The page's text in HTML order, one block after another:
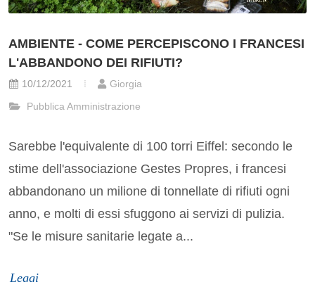
AMBIENTE - COME PERCEPISCONO I FRANCESI
L'ABBANDONO DEI RIFIUTI?
10/12/2021
Giorgia
Pubblica Amministrazione
Sarebbe l'equivalente di 100 torri Eiffel: secondo le
stime dell'associazione Gestes Propres, i francesi
abbandonano un milione di tonnellate di rifiuti ogni
anno, e molti di essi sfuggono ai servizi di pulizia.
"Se le misure sanitarie legate a...
Leggi